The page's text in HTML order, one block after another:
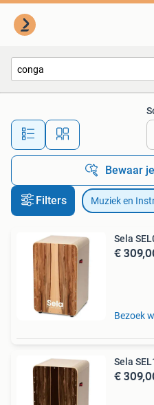
Alle
Bewaar
Filters Muziek en
Sela
€
Bezoek
Sela
€